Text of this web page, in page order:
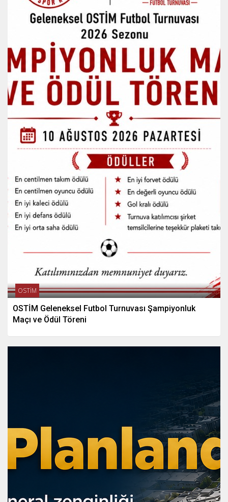
OSTİM
OSTİM Geleneksel Futbol Turnuvası Şampiyonluk
Maçı ve Ödül Töreni